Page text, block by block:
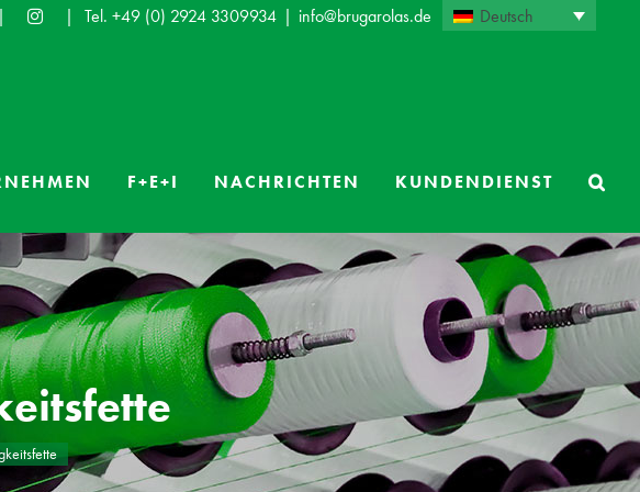
Deutsch
| | Tel. +49 (0) 2924 3309934 | info@brugarolas.de
F+E+I NACHRICHTEN KUNDENDIENST